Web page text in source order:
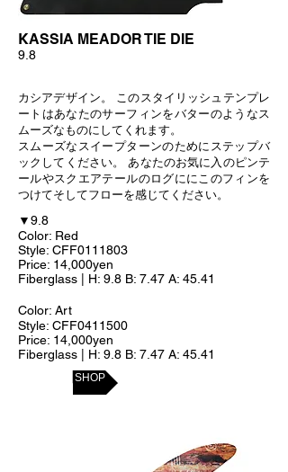
KASSIA MEADOR TIE DIE
9.8
カシアデザイン。 このスタイリッシュテンプレ
ートはあなたのサーフィンをバターのようなス
ムーズなものにしてくれます。
スムーズなスイープターンのためにステップバ
ックしてください。 あなたのお気に入のピンテ
ールやスクエアテールのログににこのフィンを
つけてそしてフローを感じてください。
▼9.8
Color: Red
Style: CFF0111803
Price: 14,000yen
Fiberglass | H: 9.8 B: 7.47 A: 45.41
Color: Art
Style: CFF0411500
Price: 14,000yen
Fiberglass | H: 9.8 B: 7.47 A: 45.41
ONLINE SHOP